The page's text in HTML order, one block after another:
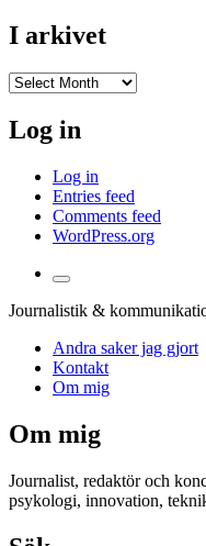
I arkivet
Log in
Log in
Entries feed
Comments feed
WordPress.org
Toggle
the
search
Journalistik &
Andra saker jag gjort
Kontakt
Om mig
Om mig
Journalist, redaktör och
psykologi, innovation,